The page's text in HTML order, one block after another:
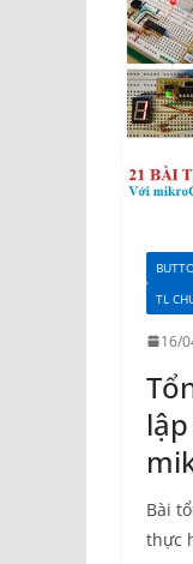
TL
16/
Bài
thực